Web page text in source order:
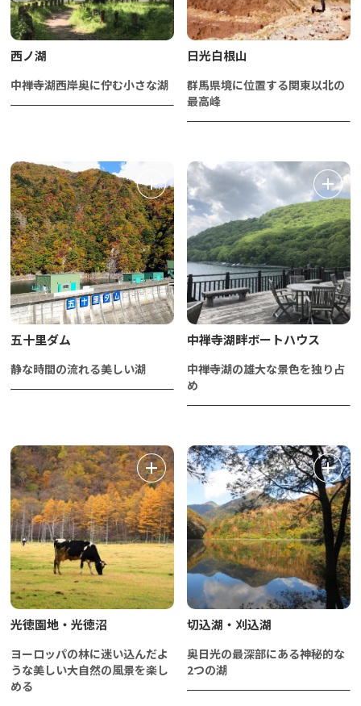
西ノ湖
中禅寺湖西岸奥に佇む小さな湖
日光白根山
群馬県境に位置する関東以北の
最高峰
五十里ダム
静な時間の流れる美しい湖
中禅寺湖畔ボートハウス
中禅寺湖の雄大な景色を独り占
め
光徳園地・光徳沼
ヨーロッパの林に迷い込んだよ
うな美しい大自然の風景を楽し
める
切込湖・刈込湖
奥日光の最深部にある神秘的な
2つの湖